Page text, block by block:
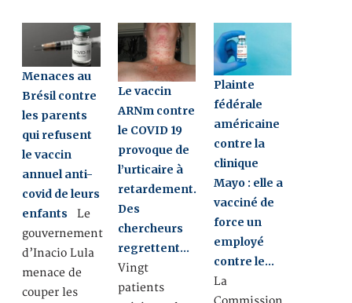
Menaces au
Brésil contre
les parents
qui refusent
le vaccin
annuel anti-
covid de leurs
enfants Le
gouvernement
d’Inacio Lula
menace de
couper les
Le vaccin
ARNm contre
le COVID 19
provoque de
l’urticaire à
retardement.
Des
chercheurs
regrettent…
Vingt
patients
Plainte
fédérale
américaine
contre la
clinique
Mayo : elle a
vacciné de
force un
employé
contre le…
La